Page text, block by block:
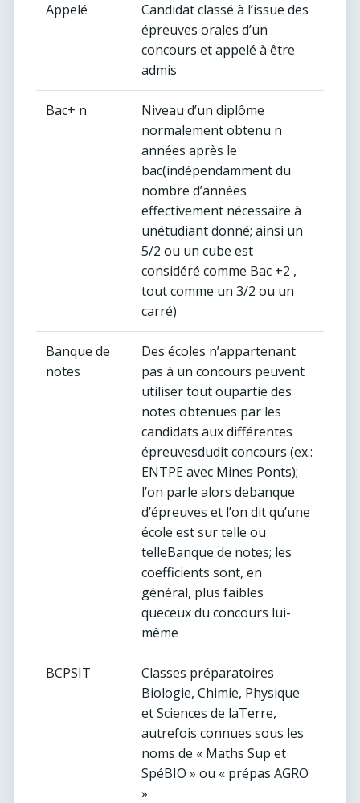
Appelé
Candidat classé à l’issue des
épreuves orales d’un
concours et appelé à être
admis
Bac+ n
Niveau d’un diplôme
normalement obtenu n
années après le
bac(indépendamment du
nombre d’années
effectivement nécessaire à
unétudiant donné; ainsi un
5/2 ou un cube est
considéré comme Bac +2 ,
tout comme un 3/2 ou un
carré)
Banque de
notes
Des écoles n’appartenant
pas à un concours peuvent
utiliser tout oupartie des
notes obtenues par les
candidats aux différentes
épreuvesdudit concours (ex.:
ENTPE avec Mines Ponts);
l’on parle alors debanque
d’épreuves et l’on dit qu’une
école est sur telle ou
telleBanque de notes; les
coefficients sont, en
général, plus faibles
queceux du concours lui-
même
BCPSIT
Classes préparatoires
Biologie, Chimie, Physique
et Sciences de laTerre,
autrefois connues sous les
noms de « Maths Sup et
SpéBIO » ou « prépas AGRO
»